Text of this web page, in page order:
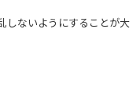
しないようにすることが大